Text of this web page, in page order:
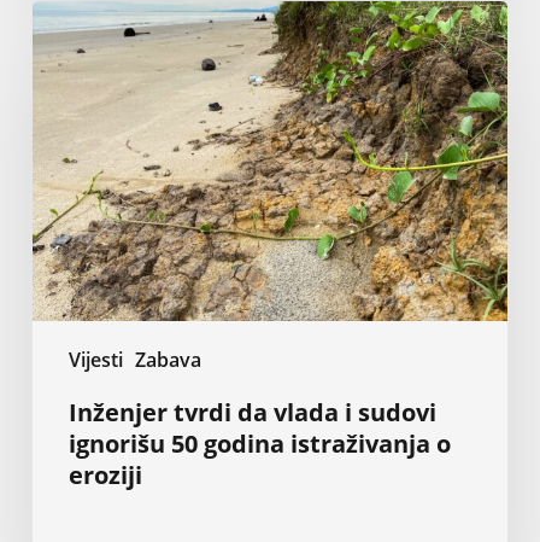
Vijesti Zabava
Inženjer
tvrdi
da
i
sudovi
ignorišu
50
godina
istraživanja
o
Inženjer tvrdi da vlada i sudovi
ignorišu 50 godina istraživanja o
eroziji